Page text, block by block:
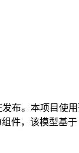
布。本项目使
件，该模型基于